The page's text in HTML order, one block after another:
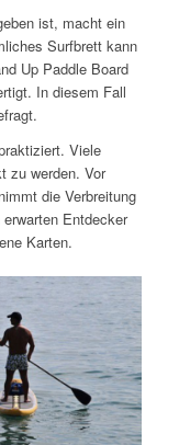
ist, macht ein
Surfbrett kann
Up Paddle Board
In diesem Fall
Viele
zu werden. Vor
die Verbreitung
Entdecker
Karten.